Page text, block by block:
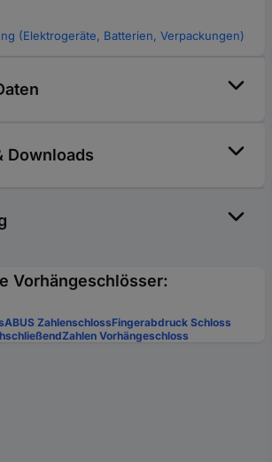
(Elektrogeräte, Batterien, Verpackungen)
Downloads
Vorhängeschlösser:
ABUS ZahlenschlossFingerabdruck Schloss
Zahlen Vorhängeschloss